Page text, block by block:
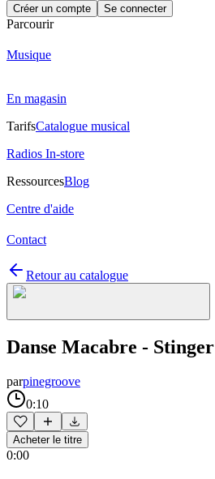
Créer un compte Se connecter
Parcourir
Musique
En magasin
TarifsCatalogue musical
Radios In-store
RessourcesBlog
Centre d'aide
Contact
Retour au catalogue
Danse Macabre - Stinger
parpinegroove
0:10
Acheter le titre
0:00